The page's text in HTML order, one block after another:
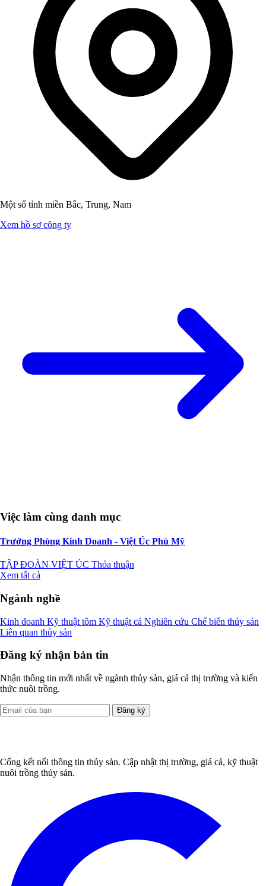
Một số tỉnh miền Bắc, Trung, Nam
Xem hồ sơ công ty
Việc làm cùng danh mục
Trưởng Phòng Kinh Doanh - Việt Úc Phù Mỹ
TẬP ĐOÀN VIỆT ÚC Thỏa thuận
Xem tất cả
Ngành nghề
Kinh doanh Kỹ thuật tôm Kỹ thuật cá Nghiên cứu Chế biến thủy sản
Liên quan thủy sản
Đăng ký nhận bản tin
Nhận thông tin mới nhất về ngành thủy sản, giá cả thị trường và kiến
thức nuôi trồng.
Đăng ký
Cổng kết nối thông tin thủy sản. Cập nhật thị trường, giá cả, kỹ thuật
nuôi trồng thủy sản.